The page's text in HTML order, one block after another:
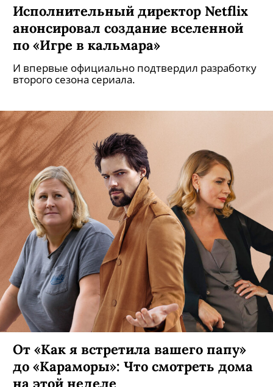
Исполнительный директор Netflix
анонсировал создание вселенной
по «Игре в кальмара»
И впервые официально подтвердил разработку
второго сезона сериала.
От «Как я встретила вашего папу»
до «Караморы»: Что смотреть дома
на этой неделе